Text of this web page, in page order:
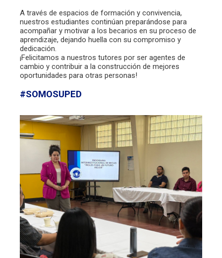
A través de espacios de formación y convivencia,
nuestros estudiantes continúan preparándose para
acompañar y motivar a los becarios en su proceso de
aprendizaje, dejando huella con su compromiso y
dedicación.
¡Felicitamos a nuestros tutores por ser agentes de
cambio y contribuir a la construcción de mejores
oportunidades para otras personas!
#SOMOSUPED